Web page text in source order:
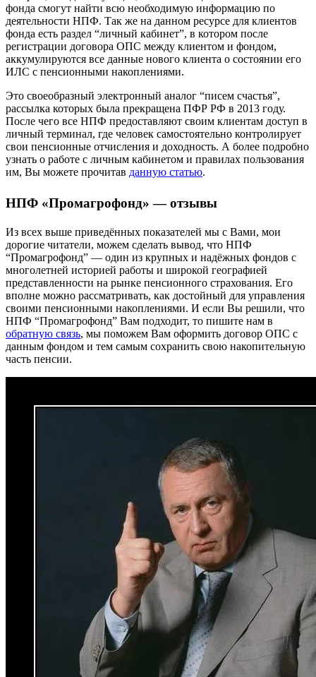
фонда смогут найти всю необходимую информацию по
деятельности НПФ. Так же на данном ресурсе для клиентов
фонда есть раздел “личный кабинет”, в котором после
регистрации договора ОПС между клиентом и фондом,
аккумулируются все данные нового клиента о состоянии его
ИЛС с пенсионными накоплениями.
Это своеобразный электронный аналог “писем счастья”,
рассылка которых была прекращена ПФР РФ в 2013 году.
После чего все НПФ предоставляют своим клиентам доступ в
личный терминал, где человек самостоятельно контролирует
свои пенсионные отчисления и доходность. А более подробно
узнать о работе с личным кабинетом и правилах пользования
им, Вы можете прочитав данную статью.
НПФ «Промагрофонд» — отзывы
Из всех выше приведённых показателей мы с Вами, мои
дорогие читатели, можем сделать вывод, что НПФ
“Промагрофонд” — один из крупных и надёжных фондов с
многолетней историей работы и широкой географией
представленности на рынке пенсионного страхования. Его
вполне можно рассматривать, как достойный для управления
своими пенсионными накоплениями. И если Вы решили, что
НПФ “Промагрофонд” Вам подходит, то пишите нам в
обратную связь, мы поможем Вам оформить договор ОПС с
данным фондом и тем самым сохранить свою накопительную
часть пенсии.